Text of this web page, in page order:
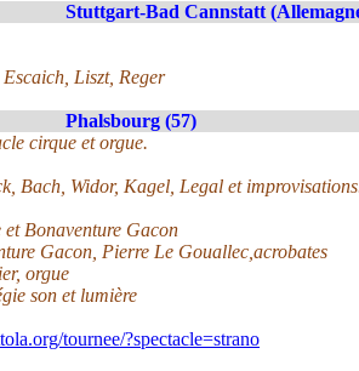
Stuttgart-Bad Cannstatt
Liszt, Reger
Phalsbourg (57)
cirque et orgue.
Bach, Widor, Kagel, Legal et
Bonaventure Gacon
Gacon, Pierre Le Gouallec,acrobates
orgue
son et lumière
tournee/?spectacle=strano